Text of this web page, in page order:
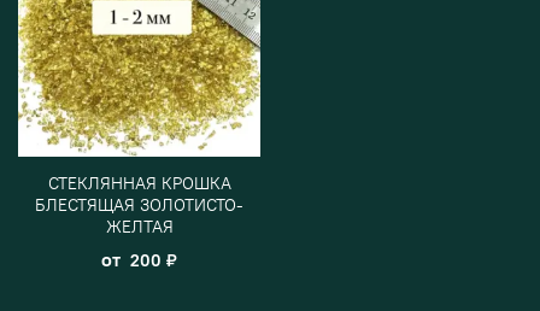
СТЕКЛЯННАЯ КРОШКА
БЛЕСТЯЩАЯ ЗОЛОТИСТО-
ЖЕЛТАЯ
от 200 ₽